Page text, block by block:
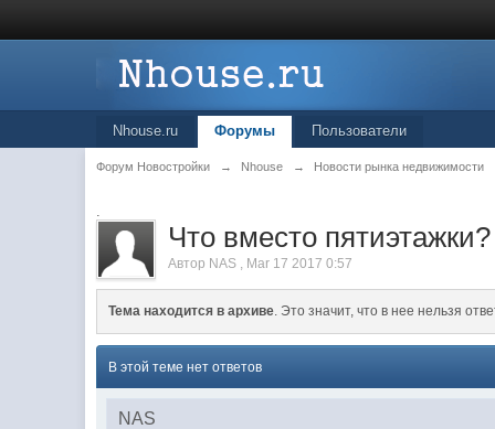
Nhouse.ru Форумы Пользователи
Форум Новостройки → Nhouse → Новости рынка недвижимости
.
Что вместо пятиэтажки?
Автор NAS , Mar 17 2017 0:57
Тема находится в архиве. Это значит, что в нее нельзя
В этой теме нет ответов
NAS